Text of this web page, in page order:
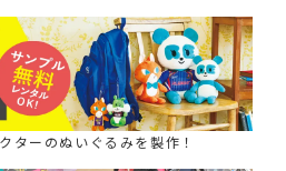
ターのぬいぐるみを製作！